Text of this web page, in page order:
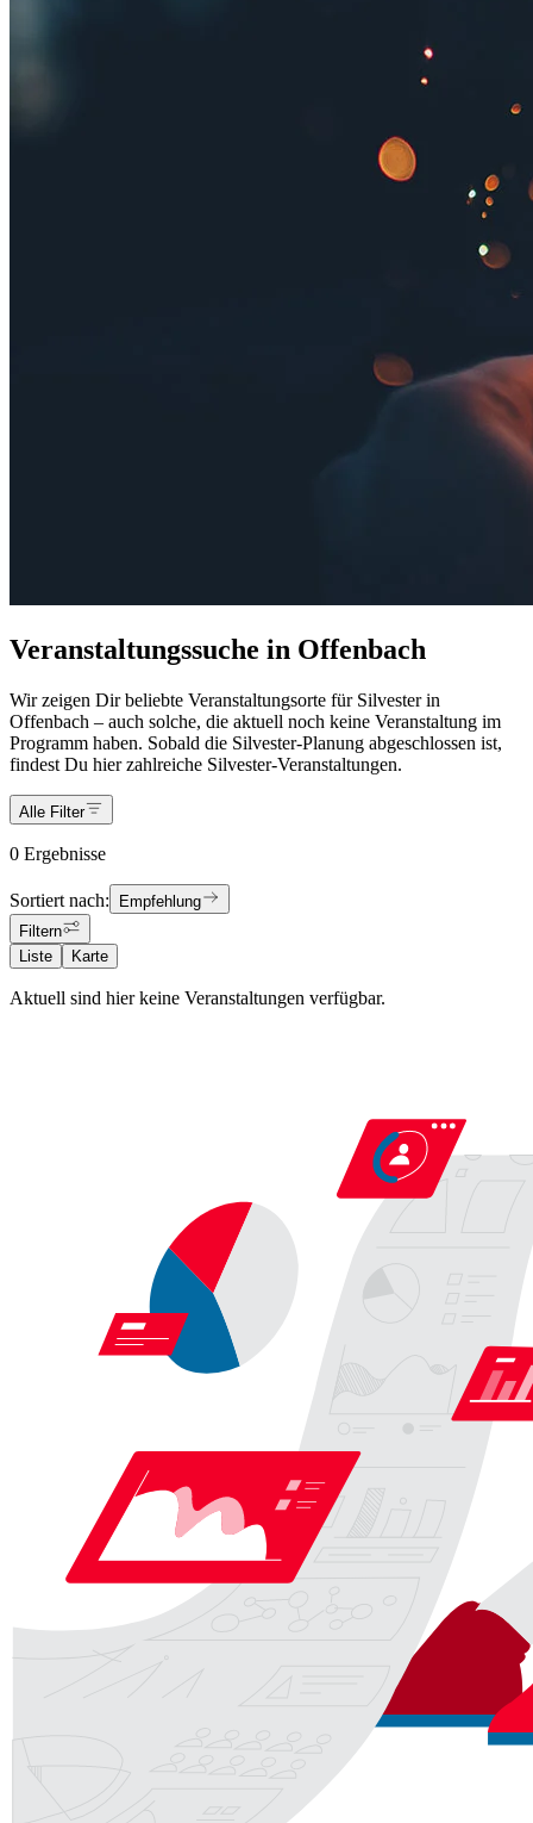
Veranstaltungssuche in Offenbach
Wir zeigen Dir beliebte Veranstaltungsorte für Silvester in
Offenbach – auch solche, die aktuell noch keine Veranstaltung im
Programm haben. Sobald die Silvester-Planung abgeschlossen ist,
findest Du hier zahlreiche Silvester-Veranstaltungen.
Alle Filter
0 Ergebnisse
Sortiert nach:
Empfehlung
Filtern
Liste
Karte
Aktuell sind hier keine Veranstaltungen verfügbar.